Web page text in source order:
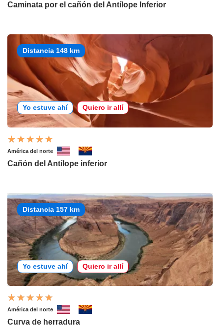
Caminata por el cañón del Antílope Inferior
Distancia 148 km
Yo estuve ahí Quiero ir allí
América del norte
Cañón del Antílope inferior
Distancia 157 km
Yo estuve ahí Quiero ir allí
América del norte
Curva de herradura